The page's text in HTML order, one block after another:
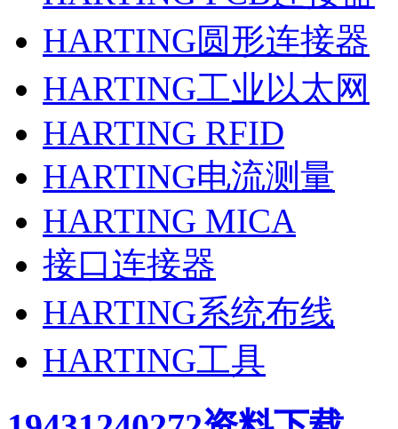
HARTING圆形连接器
HARTING工业以太网
HARTING RFID
HARTING电流测量
HARTING MICA
接口连接器
HARTING系统布线
HARTING工具